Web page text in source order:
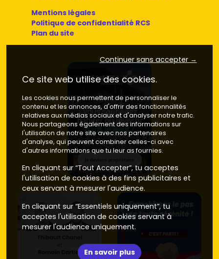
Mentions légales
Politique de confidentialité RCS
Plan du site
Continuer sans accepter →
Ce site web utilise des cookies.
Les cookies nous permettent de personnaliser le
contenu et les annonces, d'offrir des fonctionnalités
relatives aux médias sociaux et d'analyser notre trafic.
Nous partageons également des informations sur
l'utilisation de notre site avec nos partenaires
d'analyse, qui peuvent combiner celles-ci avec
d'autres informations que tu leur as fournies.
En cliquant sur “Tout Accepter”, tu acceptes
l'utilisation de cookies à des fins publicitaires et
ceux servant à mesurer l'audience.
En cliquant sur “Essentiels uniquement”, tu
acceptes l'utilisation de cookies servant à
mesurer l'audience uniquement.
En savoir plus